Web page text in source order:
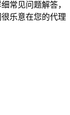
常见问题解答，
乐意在您的代理